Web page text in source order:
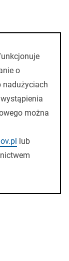
o
nadużyciach
można
lub